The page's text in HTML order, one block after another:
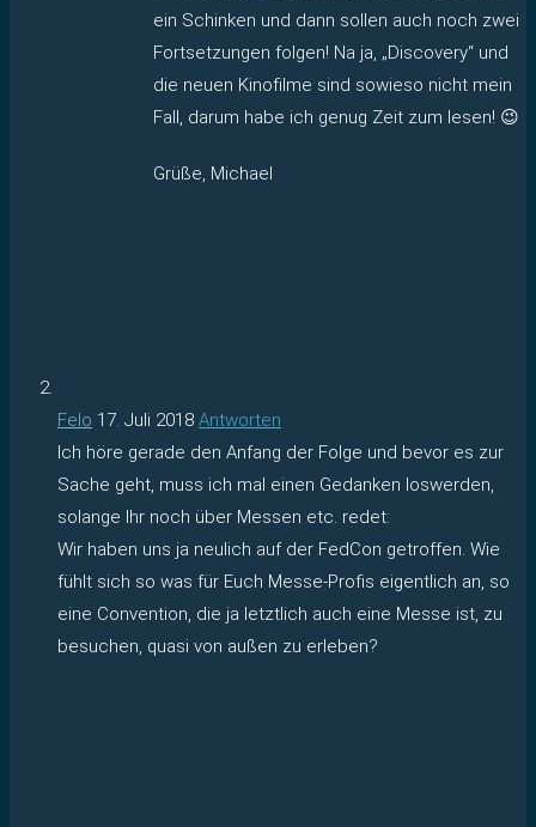
ein Schinken und dann sollen auch noch zwei
Fortsetzungen folgen! Na ja, „Discovery“ und
die neuen Kinofilme sind sowieso nicht mein
Fall, darum habe ich genug Zeit zum lesen! 😉
Grüße, Michael
Felo 17. Juli 2018 Antworten
Ich höre gerade den Anfang der Folge und bevor es zur
Sache geht, muss ich mal einen Gedanken loswerden,
solange Ihr noch über Messen etc. redet:
Wir haben uns ja neulich auf der FedCon getroffen. Wie
fühlt sich so was für Euch Messe-Profis eigentlich an, so
eine Convention, die ja letztlich auch eine Messe ist, zu
besuchen, quasi von außen zu erleben?